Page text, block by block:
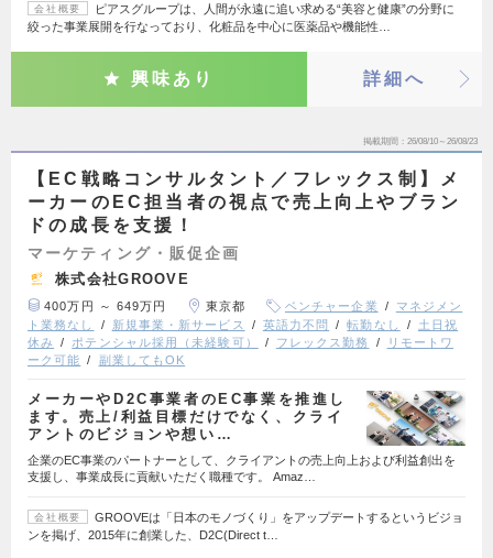
会社概要
ピアスグループは、人間が永遠に追い求める“美容と健康”の分野に
絞った事業展開を行なっており、化粧品を中心に医薬品や機能性…
興味あり 詳細へ
掲載期間 26/08/10～26/08/23
【EC戦略コンサルタント／フレックス制】メ
ーカーのEC担当者の視点で売上向上やブラン
ドの成長を支援！
マーケティング・販促企画
株式会社GROOVE
400万円 ～ 649万円 東京都 ベンチャー企業
マネジメン
ト業務なし
新規事業・新サービス 英語力不問 転勤なし
土日祝
休み
ポテンシャル採用（未経験可） フレックス勤務
リモートワ
ーク可能
副業してもOK
メーカーやD2C事業者のEC事業を推進し
ます。売上/利益目標だけでなく、クライ
アントのビジョンや想い…
企業のEC事業のパートナーとして、クライアントの売上向上および利益創出を
支援し、事業成長に貢献いただく職種です。 Amaz…
会社概要
GROOVEは「日本のモノづくり」をアップデートするというビジョ
ンを掲げ、2015年に創業した、D2C(Direct t…